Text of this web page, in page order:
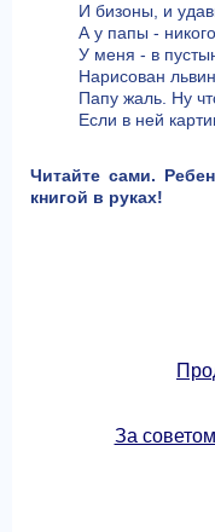
И бизоны, и
А у папы -
У меня - в
Нарисован
Папу жаль. Ну
Если в ней
Читайте сами.
книгой в руках!
За